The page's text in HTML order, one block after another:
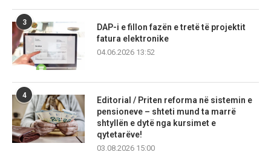
3
DAP-i e fillon fazën e tretë të projektit
fatura elektronike
04.06.2026 13:52
4
Editorial / Priten reforma në sistemin e
pensioneve – shteti mund ta marrë
shtyllën e dytë nga kursimet e
qytetarëve!
03.08.2026 15:00